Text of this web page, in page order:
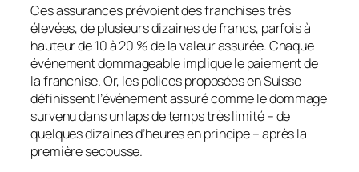
Ces assurances prévoient des franchises très
élevées, de plusieurs dizaines de francs, parfois à
hauteur de 10 à 20 % de la valeur assurée. Chaque
événement dommageable implique le paiement de
la franchise. Or, les polices proposées en Suisse
définissent l’événement assuré comme le dommage
survenu dans un laps de temps très limité – de
quelques dizaines d’heures en principe – après la
première secousse.